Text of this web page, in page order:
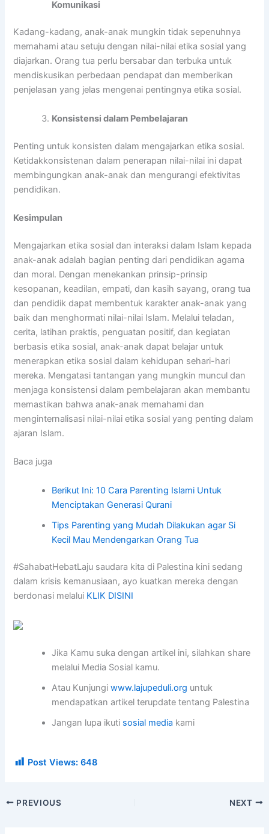
Komunikasi
Kadang-kadang, anak-anak mungkin tidak sepenuhnya
memahami atau setuju dengan nilai-nilai etika sosial yang
diajarkan. Orang tua perlu bersabar dan terbuka untuk
mendiskusikan perbedaan pendapat dan memberikan
penjelasan yang jelas mengenai pentingnya etika sosial.
Konsistensi dalam Pembelajaran
Penting untuk konsisten dalam mengajarkan etika sosial.
Ketidakkonsistenan dalam penerapan nilai-nilai ini dapat
membingungkan anak-anak dan mengurangi efektivitas
pendidikan.
Kesimpulan
Mengajarkan etika sosial dan interaksi dalam Islam kepada
anak-anak adalah bagian penting dari pendidikan agama
dan moral. Dengan menekankan prinsip-prinsip
kesopanan, keadilan, empati, dan kasih sayang, orang tua
dan pendidik dapat membentuk karakter anak-anak yang
baik dan menghormati nilai-nilai Islam. Melalui teladan,
cerita, latihan praktis, penguatan positif, dan kegiatan
berbasis etika sosial, anak-anak dapat belajar untuk
menerapkan etika sosial dalam kehidupan sehari-hari
mereka. Mengatasi tantangan yang mungkin muncul dan
menjaga konsistensi dalam pembelajaran akan membantu
memastikan bahwa anak-anak memahami dan
menginternalisasi nilai-nilai etika sosial yang penting dalam
ajaran Islam.
Baca juga
Berikut Ini: 10 Cara Parenting Islami Untuk
Menciptakan Generasi Qurani
Tips Parenting yang Mudah Dilakukan agar Si
Kecil Mau Mendengarkan Orang Tua
#SahabatHebatLaju saudara kita di Palestina kini sedang
dalam krisis kemanusiaan, ayo kuatkan mereka dengan
berdonasi melalui KLIK DISINI
Jika Kamu suka dengan artikel ini, silahkan share
melalui Media Sosial kamu.
Atau Kunjungiwww.lajupeduli.org untuk
mendapatkan artikel terupdate tentang Palestina
Jangan lupa ikuti sosial media kami
Post Views: 648
PREVIOUS NEXT